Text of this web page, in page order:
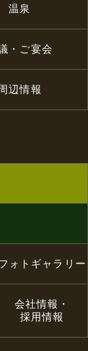
温泉
・ご宴会
辺情報
ォトギャラリー
会社情報・
採用情報